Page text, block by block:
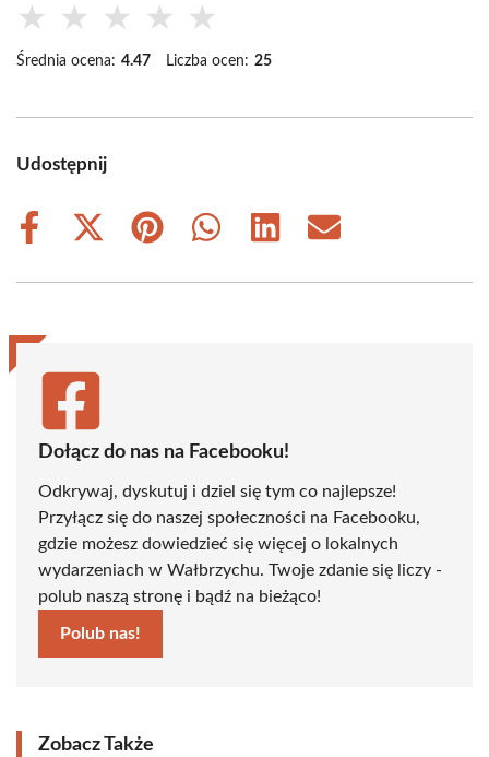
★ ★ ★ ★ ★
Średnia ocena: 4.47 Liczba ocen: 25
Udostępnij
Share
Share
(Twitter)
Share
Share
Share
Share
Dołącz do nas na Facebooku!
Odkrywaj, dyskutuj i dziel się tym co najlepsze!
Przyłącz się do naszej społeczności na Facebooku,
gdzie możesz dowiedzieć się więcej o lokalnych
wydarzeniach w Wałbrzychu. Twoje zdanie się liczy -
polub naszą stronę i bądź na bieżąco!
Polub nas!
Zobacz Także